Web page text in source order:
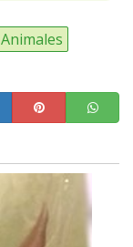
Animales